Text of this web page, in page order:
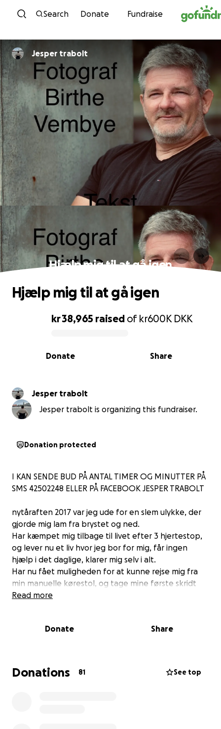
Skip to content
Search Donate Fundraise
Jesper trabolt
Hjælp mig til at gå igen
0% complete
kr 38,965 raised of kr600K DKK
Share
Donate
Hjælp mig til at gå igen
Jesper trabolt
Jesper trabolt is organizing this fundraiser.
Donation protected
I KAN SENDE BUD PÅ ANTAL TIMER OG MINUTTER PÅ
SMS 42502248 ELLER PÅ FACEBOOK JESPER TRABOLT
nytåraften 2017 var jeg ude for en slem ulykke, der
gjorde mig lam fra brystet og ned.
Har kæmpet mig tilbage til livet efter 3 hjertestop,
og lever nu et liv hvor jeg bor for mig, får ingen
hjælp i det daglige, klarer mig selv i alt.
Har nu fået muligheden for at kunne rejse mig fra
min manuelle kørestol, og tage mine første skridt
igen. Det sker ved en operation der skal foregå i
Det kan ikke beskrives hvor stort det vil være at få
i Bangkok
Read more
Donate Share
Donations 81 See top